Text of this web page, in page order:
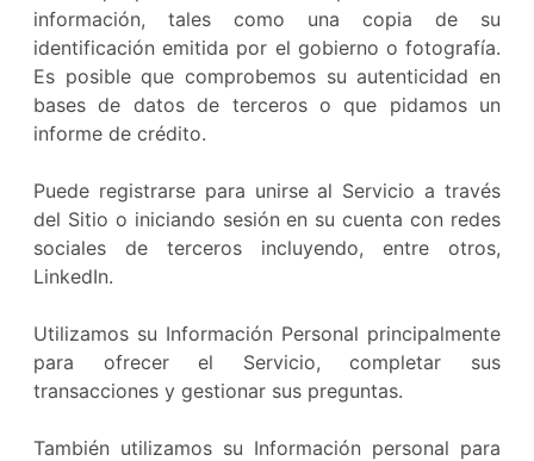
información, tales como una copia de su
identificación emitida por el gobierno o fotografía.
Es posible que comprobemos su autenticidad en
bases de datos de terceros o que pidamos un
informe de crédito.
Puede registrarse para unirse al Servicio a través
del Sitio o iniciando sesión en su cuenta con redes
sociales de terceros incluyendo, entre otros,
LinkedIn.
Utilizamos su Información Personal principalmente
para ofrecer el Servicio, completar sus
transacciones y gestionar sus preguntas.
También utilizamos su Información personal para